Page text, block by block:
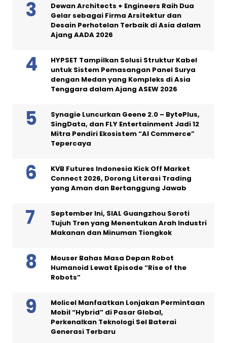
Dewan Architects + Engineers Raih Dua
Gelar sebagai Firma Arsitektur dan
Desain Perhotelan Terbaik di Asia dalam
Ajang AADA 2026
HYPSET Tampilkan Solusi Struktur Kabel
untuk Sistem Pemasangan Panel Surya
dengan Medan yang Kompleks di Asia
Tenggara dalam Ajang ASEW 2026
Synagie Luncurkan Geene 2.0 – BytePlus,
SingData, dan FLY Entertainment Jadi 12
Mitra Pendiri Ekosistem “AI Commerce”
Tepercaya
KVB Futures Indonesia Kick Off Market
Connect 2026, Dorong Literasi Trading
yang Aman dan Bertanggung Jawab
September Ini, SIAL Guangzhou Soroti
Tujuh Tren yang Menentukan Arah Industri
Makanan dan Minuman Tiongkok
Mouser Bahas Masa Depan Robot
Humanoid Lewat Episode “Rise of the
Robots”
Molicel Manfaatkan Lonjakan Permintaan
Mobil “Hybrid” di Pasar Global,
Perkenalkan Teknologi Sel Baterai
Generasi Terbaru